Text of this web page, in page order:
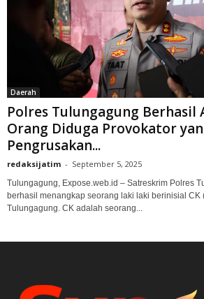
Daerah
Polres Tulungagung Berhasil
Orang Diduga Provokator
Pengrusakan...
redaksijatim - September 5, 2025
Tulungagung, Expose.web.id – Satreskrim Polres
berhasil menangkap seorang laki laki berinisial CK
Tulungagung. CK adalah seorang...